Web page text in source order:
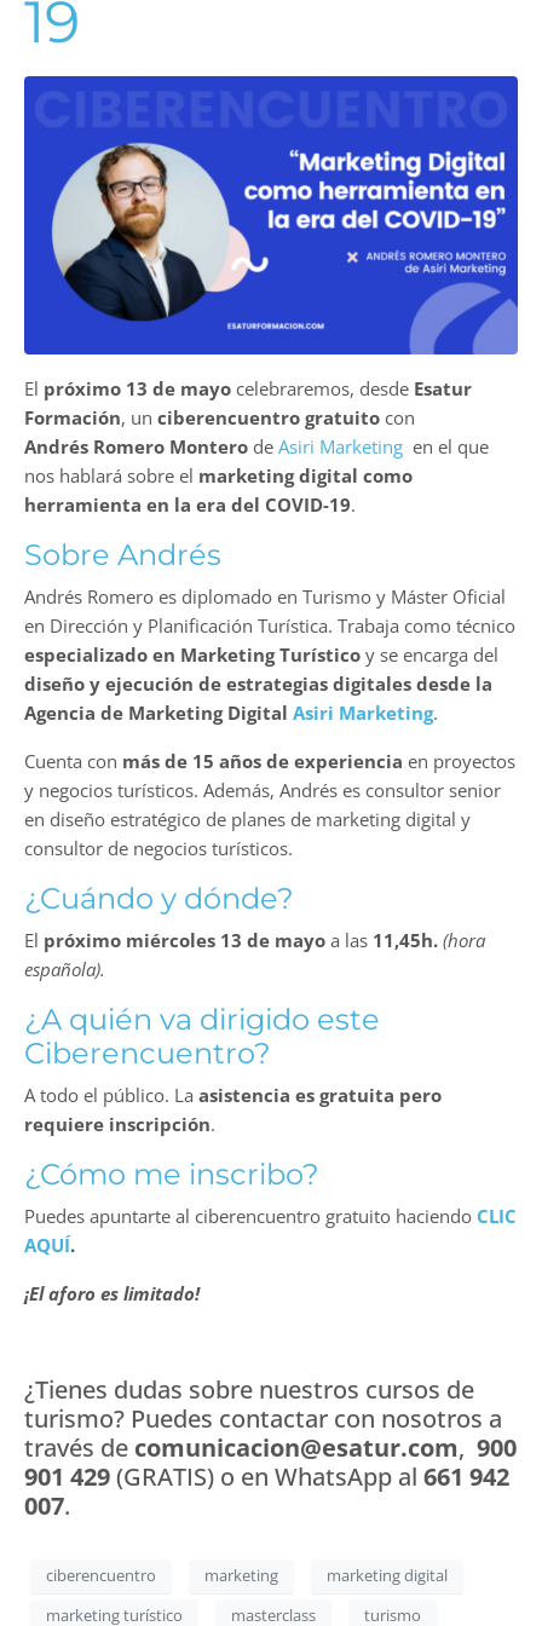
19
El próximo 13 de mayo celebraremos, desde Esatur
Formación, un ciberencuentro gratuito con
Andrés Romero Montero de Asiri Marketing en el que
nos hablará sobre el marketing digital como
herramienta en la era del COVID-19.
Sobre Andrés
Andrés Romero es diplomado en Turismo y Máster Oficial
en Dirección y Planificación Turística. Trabaja como técnico
especializado en Marketing Turístico y se encarga del
diseño y ejecución de estrategias digitales desde la
Agencia de Marketing Digital Asiri Marketing.
Cuenta con más de 15 años de experiencia en proyectos
y negocios turísticos. Además, Andrés es consultor senior
en diseño estratégico de planes de marketing digital y
consultor de negocios turísticos.
¿Cuándo y dónde?
El próximo miércoles 13 de mayo a las 11,45h. (hora
española).
¿A quién va dirigido este
Ciberencuentro?
A todo el público. La asistencia es gratuita pero
requiere inscripción.
¿Cómo me inscribo?
Puedes apuntarte al ciberencuentro gratuito haciendo CLIC
AQUÍ.
¡El aforo es limitado!
¿Tienes dudas sobre nuestros cursos de
turismo? Puedes contactar con nosotros a
través de comunicacion@esatur.com, 900
901 429(GRATIS) o en WhatsApp al 661 942
007.
ciberencuentro marketing
marketing digital
marketing turístico
masterclass turismo